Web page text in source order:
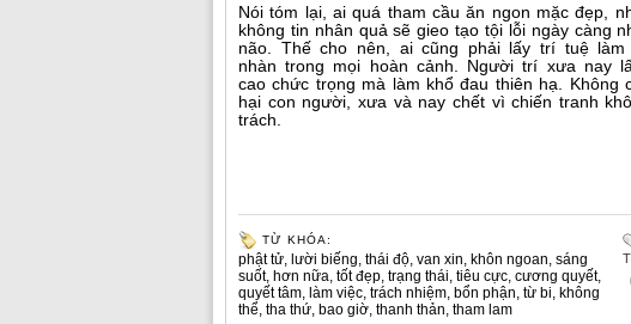
Nói tóm lại, ai quá tham cầu ăn ngon mặc đẹp,
không tin nhân quả sẽ gieo tạo tội lỗi ngày càng
não. Thế cho nên, ai cũng phải lấy trí tuệ
nhàn trong mọi hoàn cảnh. Người trí xưa nay
cao chức trọng mà làm khổ đau thiên hạ.
hại con người, xưa và nay chết vì chiến tranh
trách.
TỪ KHÓA:
phật tử lười biếng thái độ van xin khôn ngoan sáng
suốt, hơn nữa tốt đẹp trạng thái tiêu cực cương quyết,
quyết tâm làm việc trách nhiệm bổn phận từ bi không
thể tha thứ bao giờ thanh thản tham lam